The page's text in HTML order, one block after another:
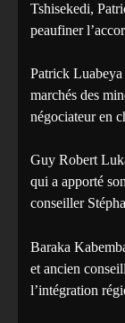
Tshisekedi,
peaufiner
Patrick
marchés des
négociateur en
Guy Robert
qui a apporté
conseiller
Baraka
et ancien
l’intégration